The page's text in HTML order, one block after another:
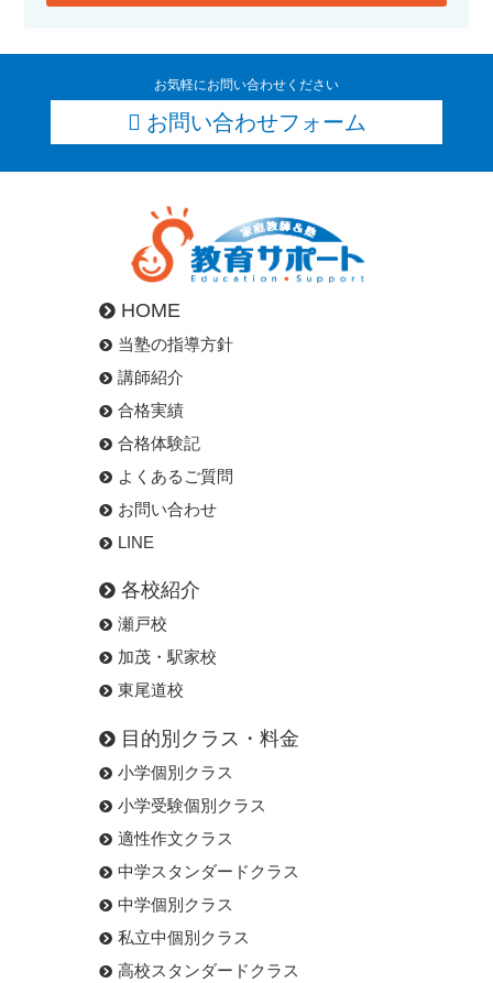
お気軽にお問い合わせください
お問い合わせフォーム
HOME
当塾の指導方針
講師紹介
合格実績
合格体験記
よくあるご質問
お問い合わせ
LINE
各校紹介
瀬戸校
加茂・駅家校
東尾道校
目的別クラス・料金
小学個別クラス
小学受験個別クラス
適性作文クラス
中学スタンダードクラス
中学個別クラス
私立中個別クラス
高校スタンダードクラス